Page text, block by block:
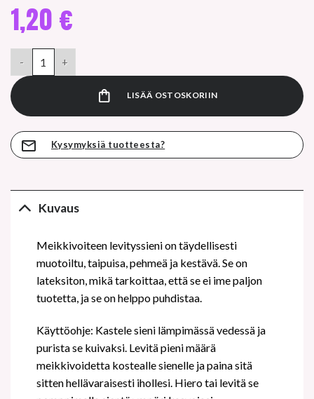
1,20 €
LISÄÄ OSTOSKORIIN
Kysymyksiä tuotteesta?
Kuvaus
Meikkivoiteen levityssieni on täydellisesti
muotoiltu, taipuisa, pehmeä ja kestävä. Se on
lateksiton, mikä tarkoittaa, että se ei ime paljon
tuotetta, ja se on helppo puhdistaa.
Käyttöohje: Kastele sieni lämpimässä vedessä ja
purista se kuivaksi. Levitä pieni määrä
meikkivoidetta kostealle sienelle ja paina sitä
sitten hellävaraisesti ihollesi. Hiero tai levitä se